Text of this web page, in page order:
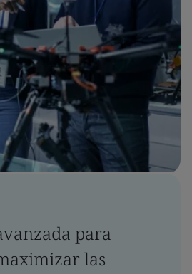
para
las